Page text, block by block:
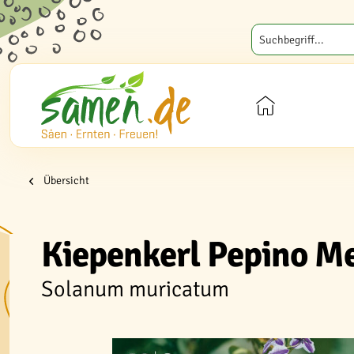
Übersicht
Kiepenkerl Pepino
Solanum muricatum